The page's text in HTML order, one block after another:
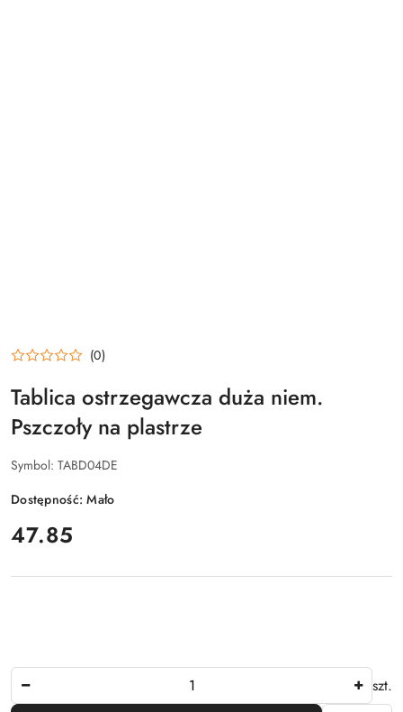
(0)
Tablica ostrzegawcza duża niem.
Pszczoły na plastrze
Symbol: TABD04DE
Dostępność:Mało
cena:
47.85
szt.